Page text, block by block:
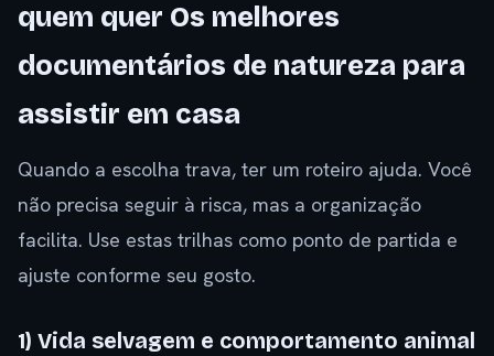
quem quer Os melhores
documentários de natureza para
assistir em casa
Quando a escolha trava, ter um roteiro ajuda. Você
não precisa seguir à risca, mas a organização
facilita. Use estas trilhas como ponto de partida e
ajuste conforme seu gosto.
1) Vida selvagem e comportamento animal